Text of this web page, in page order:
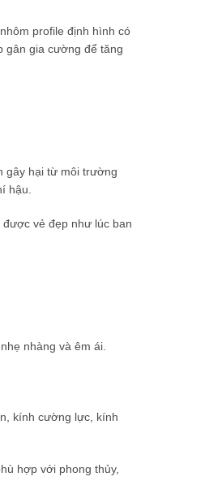
profile định hình có
gân gia cường để tăng
gây hại từ môi trường
hậu.
vẻ đẹp như lúc ban
nhàng và êm ái.
kính cường lực, kính
hợp với phong thủy,